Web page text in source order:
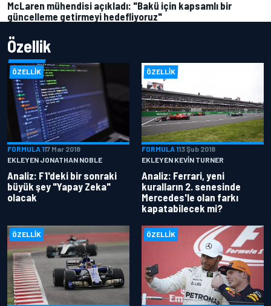
McLaren mühendisi açıkladı: "Bakü için kapsamlı bir
güncelleme getirmeyi hedefliyoruz"
Özellik
ÖZELLIK
FORMULA 117 Mar 2018
EKLEYEN JONATHAN NOBLE
Analiz: F1'deki bir sonraki
büyük şey "Yapay Zeka"
olacak
ÖZELLIK
FORMULA 113 Şub 2018
EKLEYEN KEVIN TURNER
Analiz: Ferrari, yeni
kuralların 2. senesinde
Mercedes'le olan farkı
kapatabilecek mi?
ÖZELLIK ÖZELLIK